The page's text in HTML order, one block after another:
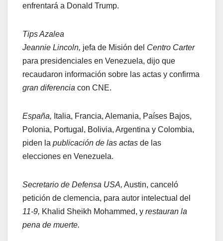
enfrentará a Donald Trump.
Tips Azalea
Jeannie Lincoln, jefa de Misión del Centro Carter
para presidenciales en Venezuela, dijo que
recaudaron información sobre las actas y confirma
gran diferencia con CNE.
España, Italia, Francia, Alemania, Países Bajos,
Polonia, Portugal, Bolivia, Argentina y Colombia,
piden la publicación de las actas de las
elecciones en Venezuela.
Secretario de Defensa USA, Austin, canceló
petición de clemencia, para autor intelectual del
11-9, Khalid Sheikh Mohammed, y restauran la
pena de muerte.